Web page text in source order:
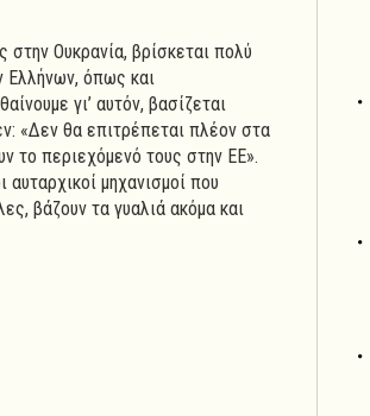
στην Ουκρανία, βρίσκεται πολύ
Ελλήνων, όπως και
γι’ αυτόν, βασίζεται
«Δεν θα επιτρέπεται πλέον στα
το περιεχόμενό τους στην ΕΕ».
μηχανισμοί που
βάζουν τα γυαλιά ακόμα και